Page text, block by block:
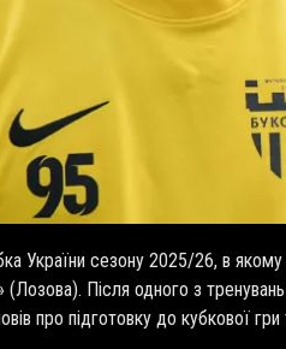
України сезону 2025/26, в
Після одного з
про підготовку до кубкової гри